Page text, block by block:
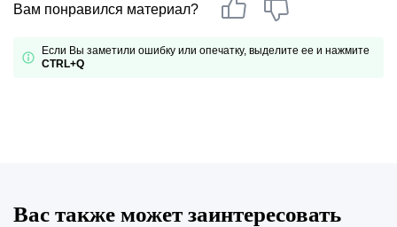
Вам понравился материал?
Если Вы заметили ошибку или опечатку, выделите ее и нажмите
CTRL+Q
Вас также может заинтересовать